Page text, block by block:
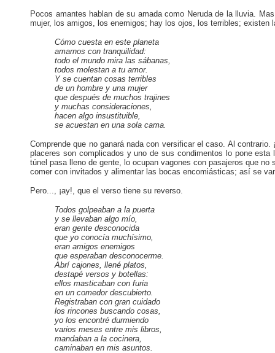
Pocos amantes hablan de su amada como Neruda de la lluvia.
mujer, los amigos, los enemigos; hay los ojos, los terribles;
Cómo cuesta en este planeta
amarnos con tranquilidad:
todo el mundo mira las sábanas,
todos molestan a tu amor.
Y se cuentan cosas terribles
de un hombre y una mujer
que después de muchos trajines
y muchas consideraciones,
hacen algo insustituible,
se acuestan en una sola cama.
Comprende que no ganará nada con versificar el caso. Al
placeres son complicados y uno de sus condimentos lo pone
túnel pasa lleno de gente, lo ocupan vagones con pasajeros que
comer con invitados y alimentar las bocas encomiásticas; así se
Pero..., ¡ay!, que el verso tiene su reverso.
Todos golpeaban a la puerta
y se llevaban algo mío,
eran gente desconocida
que yo conocía muchísimo,
eran amigos enemigos
que esperaban desconocerme.
Abrí cajones, llené platos,
destapé versos y botellas:
ellos masticaban con furia
en un comedor descubierto.
Registraban con gran cuidado
los rincones buscando cosas,
yo los encontré durmiendo
varios meses entre mis libros,
mandaban a la cocinera,
caminaban en mis asuntos.